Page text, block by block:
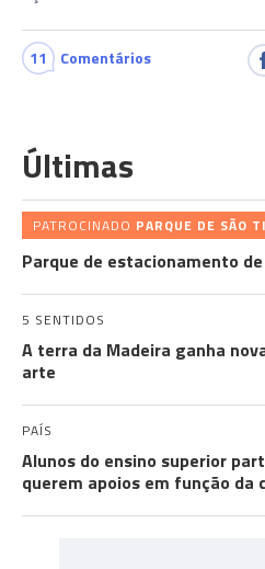
11 Comentários
Últimas
PATROCINADO PARQUE DE SÃO
Parque de estacionamento
5 SENTIDOS
A terra da Madeira ganha
arte
PAÍS
Alunos do ensino superior
querem apoios em função da